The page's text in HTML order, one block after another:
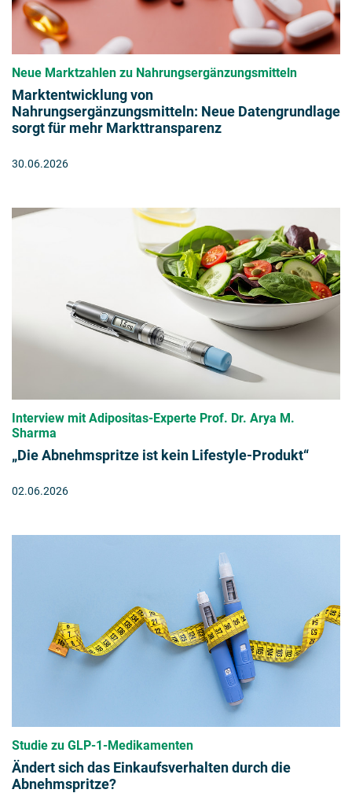
Neue Marktzahlen zu Nahrungsergänzungsmitteln
Marktentwicklung von
Nahrungsergänzungsmitteln: Neue Datengrundlage
sorgt für mehr Markttransparenz
30.06.2026
Interview mit Adipositas-Experte Prof. Dr. Arya M.
Sharma
„Die Abnehmspritze ist kein Lifestyle-Produkt“
02.06.2026
Studie zu GLP-1-Medikamenten
Ändert sich das Einkaufsverhalten durch die
Abnehmspritze?